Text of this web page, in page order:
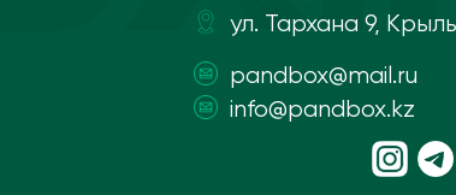
ул. Тархана 9,
pandbox@mail.ru
info@pandbox.kz